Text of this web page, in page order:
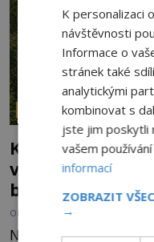
PARANORMÁLNÍ JEVY
Kroky v
v oknech:
budí hrůzu
OD HELENA STEJSKALOVÁ
Nejsou to jen staré
K personalizaci
návštěvnosti
Informace o
stránek také
analytickými
kombinovat s
jste jim poskytli
vašem
informací
ZOBRAZIT
→